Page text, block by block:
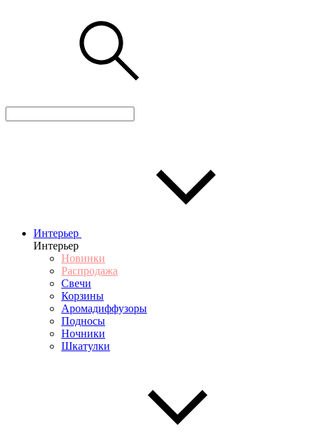
Интерьер
Интерьер
Новинки
Распродажа
Свечи
Корзины
Аромадиффузоры
Подносы
Ночники
Шкатулки